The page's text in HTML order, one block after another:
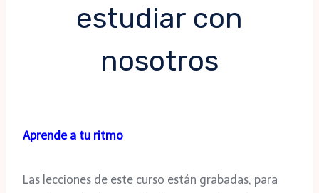
estudiar con
nosotros
Aprende a tu ritmo
Las lecciones de este curso están grabadas, para